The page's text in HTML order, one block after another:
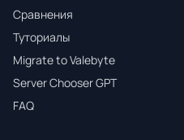
Сравнения
Туториалы
Migrate to Valebyte
Server Chooser GPT
FAQ